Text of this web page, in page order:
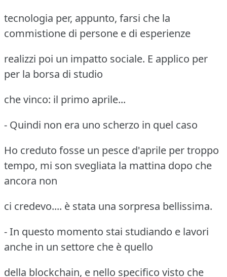
tecnologia per, appunto, farsi che la
commistione di persone e di esperienze
realizzi poi un impatto sociale. E applico per
per la borsa di studio
che vinco: il primo aprile...
- Quindi non era uno scherzo in quel caso
Ho creduto fosse un pesce d'aprile per troppo
tempo, mi son svegliata la mattina dopo che
ancora non
ci credevo.... è stata una sorpresa bellissima.
- In questo momento stai studiando e lavori
anche in un settore che è quello
della blockchain, e nello specifico visto che